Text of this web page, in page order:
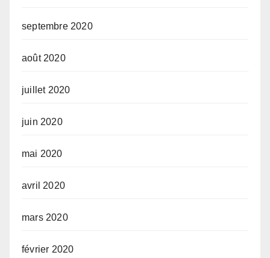
septembre 2020
août 2020
juillet 2020
juin 2020
mai 2020
avril 2020
mars 2020
février 2020